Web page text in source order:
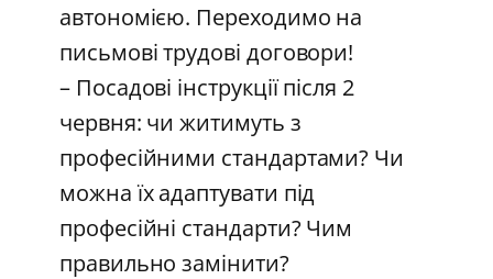
автономією. Переходимо на
письмові трудові договори!
– Посадові інструкції після 2
червня: чи житимуть з
професійними стандартами? Чи
можна їх адаптувати під
професійні стандарти? Чим
правильно замінити?